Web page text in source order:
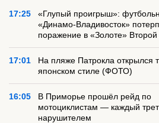
17:25
«Глупый проигрыш»:
«Динамо-Владивосток»
поражение в «Золоте» Второй
17:01
На пляже Патрокла открылся
японском стиле (ФОТО)
16:05
В Приморье прошёл рейд по
мотоциклистам — каждый
нарушителем